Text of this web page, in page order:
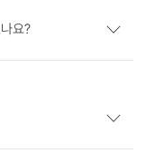
요?